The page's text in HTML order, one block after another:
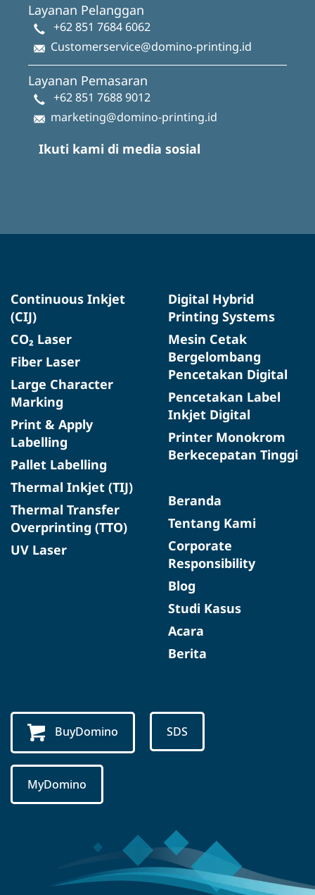
Layanan Pelanggan
+62 851 7684 6062
Customerservice@domino-printing.id
Layanan Pemasaran
+62 851 7688 9012
marketing@domino-printing.id
Ikuti kami di media sosial
Continuous Inkjet
(CIJ)
CO₂ Laser
Fiber Laser
Large Character
Marking
Print & Apply
Labelling
Pallet Labelling
Thermal Inkjet (TIJ)
Thermal Transfer
Overprinting (TTO)
UV Laser
Digital Hybrid
Printing Systems
Mesin Cetak
Bergelombang
Pencetakan Digital
Pencetakan Label
Inkjet Digital
Printer Monokrom
Berkecepatan Tinggi
Beranda
Tentang Kami
Corporate
Responsibility
Blog
Studi Kasus
Acara
Berita
BuyDomino SDS
MyDomino